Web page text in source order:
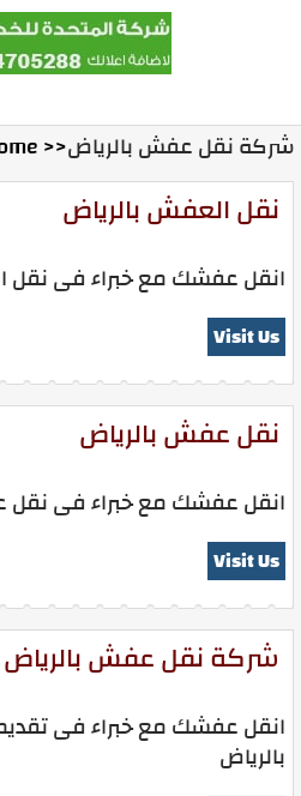
>>شركة نقل عفش بالرياض
نقل العفش بالرياض
انقل عفشك مع خبراء فى نقل
Visit Us
نقل عفش بالرياض
انقل عفشك مع خبراء فى نقل
Visit Us
شركة نقل عفش بالرياض
انقل عفشك مع خبراء فى
بالرياض